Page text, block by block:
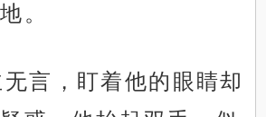
。
言，盯着他的眼睛却